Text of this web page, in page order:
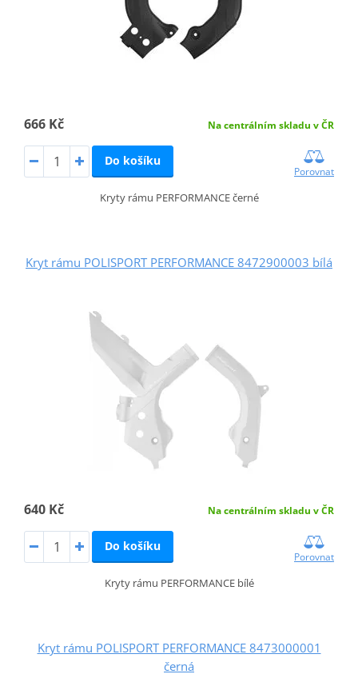
666 Kč Na centrálním skladu v ČR
Do košíku
Porovnat
Kryty rámu PERFORMANCE černé
Kryt rámu POLISPORT PERFORMANCE 8472900003 bílá
640 Kč Na centrálním skladu v ČR
Do košíku
Porovnat
Kryty rámu PERFORMANCE bílé
Kryt rámu POLISPORT PERFORMANCE 8473000001
černá